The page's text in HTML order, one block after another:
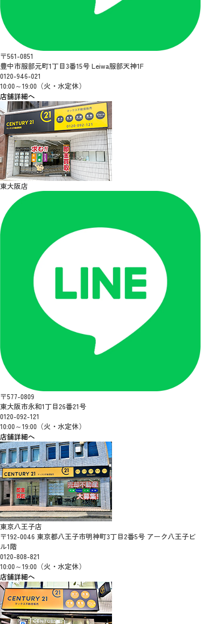
〒561-0851
豊中市服部元町1丁目3番15号 Leiwa服部天神1F
0120-946-021
10:00～19:00（火・水定休）
店舗詳細へ
東大阪店
〒577-0809
東大阪市永和1丁目26番21号
0120-092-121
10:00～19:00（火・水定休）
店舗詳細へ
東京八王子店
〒192-0046 東京都八王子市明神町3丁目2番5号 アーク八王子ビ
ル1階
0120-808-821
10:00～19:00（火・水定休）
店舗詳細へ